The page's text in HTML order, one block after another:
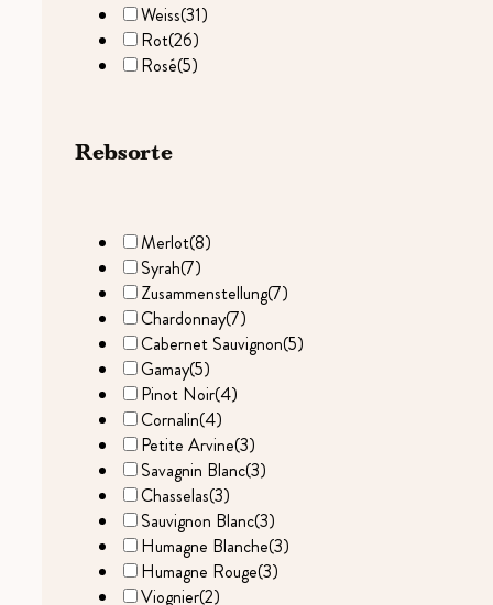
Weiss(31)
Rot(26)
Rosé(5)
Rebsorte
Merlot(8)
Syrah(7)
Zusammenstellung(7)
Chardonnay(7)
Cabernet Sauvignon(5)
Gamay(5)
Pinot Noir(4)
Cornalin(4)
Petite Arvine(3)
Savagnin Blanc(3)
Chasselas(3)
Sauvignon Blanc(3)
Humagne Blanche(3)
Humagne Rouge(3)
Viognier(2)